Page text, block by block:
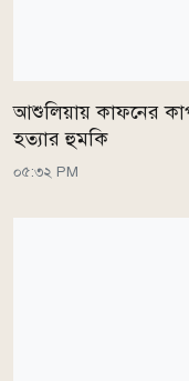
আশুলিয়ায় কাফনের
হত্যার হুমকি
০৫:৩২ PM